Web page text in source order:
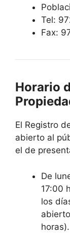
Tel:
Fax:
Horario
El Registro
abierto al
el de
De
17:00
los
horas).